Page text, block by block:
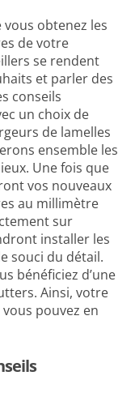
obtenez les
de votre
se rendent
et parler des
conseils
un choix de
de lamelles
ensemble les
Une fois que
vos nouveaux
au millimètre
sur
installer les
souci du détail.
bénéficiez d’une
Ainsi, votre
pouvez en